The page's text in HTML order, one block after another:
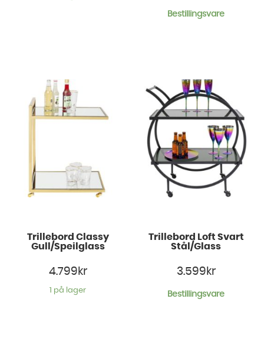
Bestillingsvare
Trillebord Classy
Gull/Speilglass
4.799 kr
1 på lager
Trillebord Loft Svart
Stål/Glass
3.599 kr
Bestillingsvare